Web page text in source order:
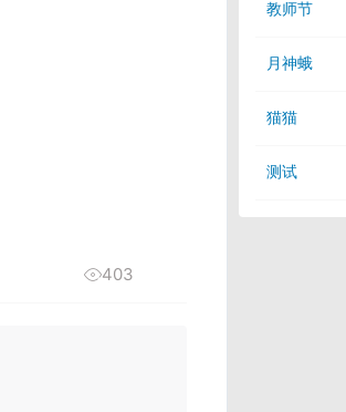
403
教师节
月神蛾
猫猫
测试